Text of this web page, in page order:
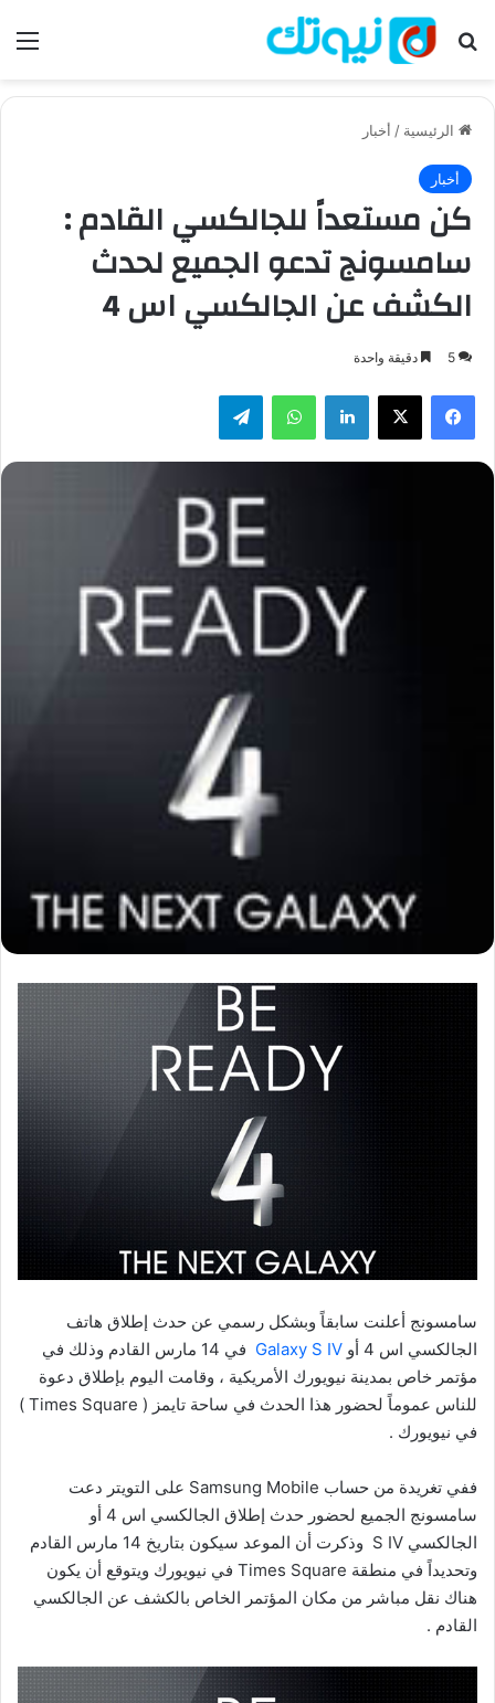
بحث عن
الرئيسية / أخبار
أخبار
كن مستعداً للجالكسي القادم :
سامسونج تدعو الجميع لحدث
الكشف عن الجالكسي اس 4
5 دقيقة واحدة
فيسبوك لينكدإن واتساب
سامسونج أعلنت سابقاً وبشكل رسمي عن حدث إطلاق هاتف
الجالكسي اس 4 أو
Galaxy S IV
في 14 مارس القادم وذلك في
مؤتمر خاص بمدينة نيويورك الأمريكية ، وقامت اليوم بإطلاق دعوة
للناس عموماً لحضور هذا الحدث في ساحة تايمز ( Times Square )
في نيويورك .
ففي تغريدة من حساب Samsung Mobile على التويتر دعت
سامسونج الجميع لحضور حدث إطلاق الجالكسي اس 4 أو
الجالكسي S IV وذكرت أن الموعد سيكون بتاريخ 14 مارس القادم
وتحديداً في منطقة Times Square في نيويورك ويتوقع أن يكون
هناك نقل مباشر من مكان المؤتمر الخاص بالكشف عن الجالكسي
القادم .